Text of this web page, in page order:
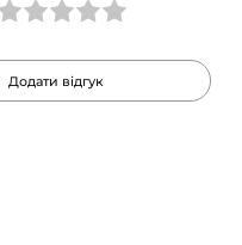
Додати відгук